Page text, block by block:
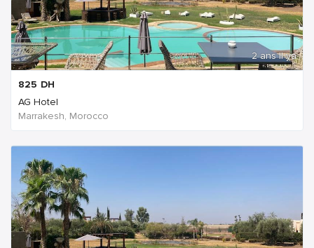
2 ans Il ya
825 DH
AG Hotel
Marrakesh, Morocco